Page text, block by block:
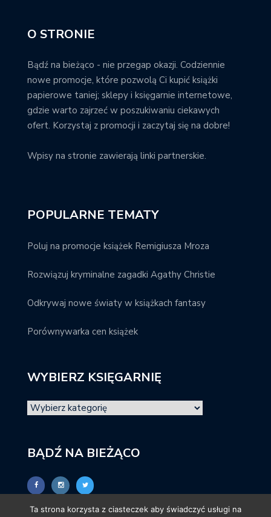
O STRONIE
Bądź na bieżąco - nie przegap okazji. Codziennie
nowe promocje, które pozwolą Ci kupić książki
papierowe taniej; sklepy i księgarnie internetowe,
gdzie warto zajrzeć w poszukiwaniu ciekawych
ofert. Korzystaj z promocji i zaczytaj się na dobre!
Wpisy na stronie zawierają linki partnerskie.
POPULARNE TEMATY
Poluj na promocje książek Remigiusza Mroza
Rozwiązuj kryminalne zagadki Agathy Christie
Odkrywaj nowe światy w książkach fantasy
Porównywarka cen książek
WYBIERZ KSIĘGARNIĘ
BĄDŹ NA BIEŻĄCO
Ta strona korzysta z ciasteczek aby świadczyć usługi na